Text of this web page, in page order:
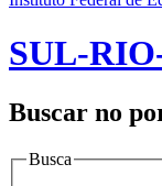
SUL-
Buscar no
Busca